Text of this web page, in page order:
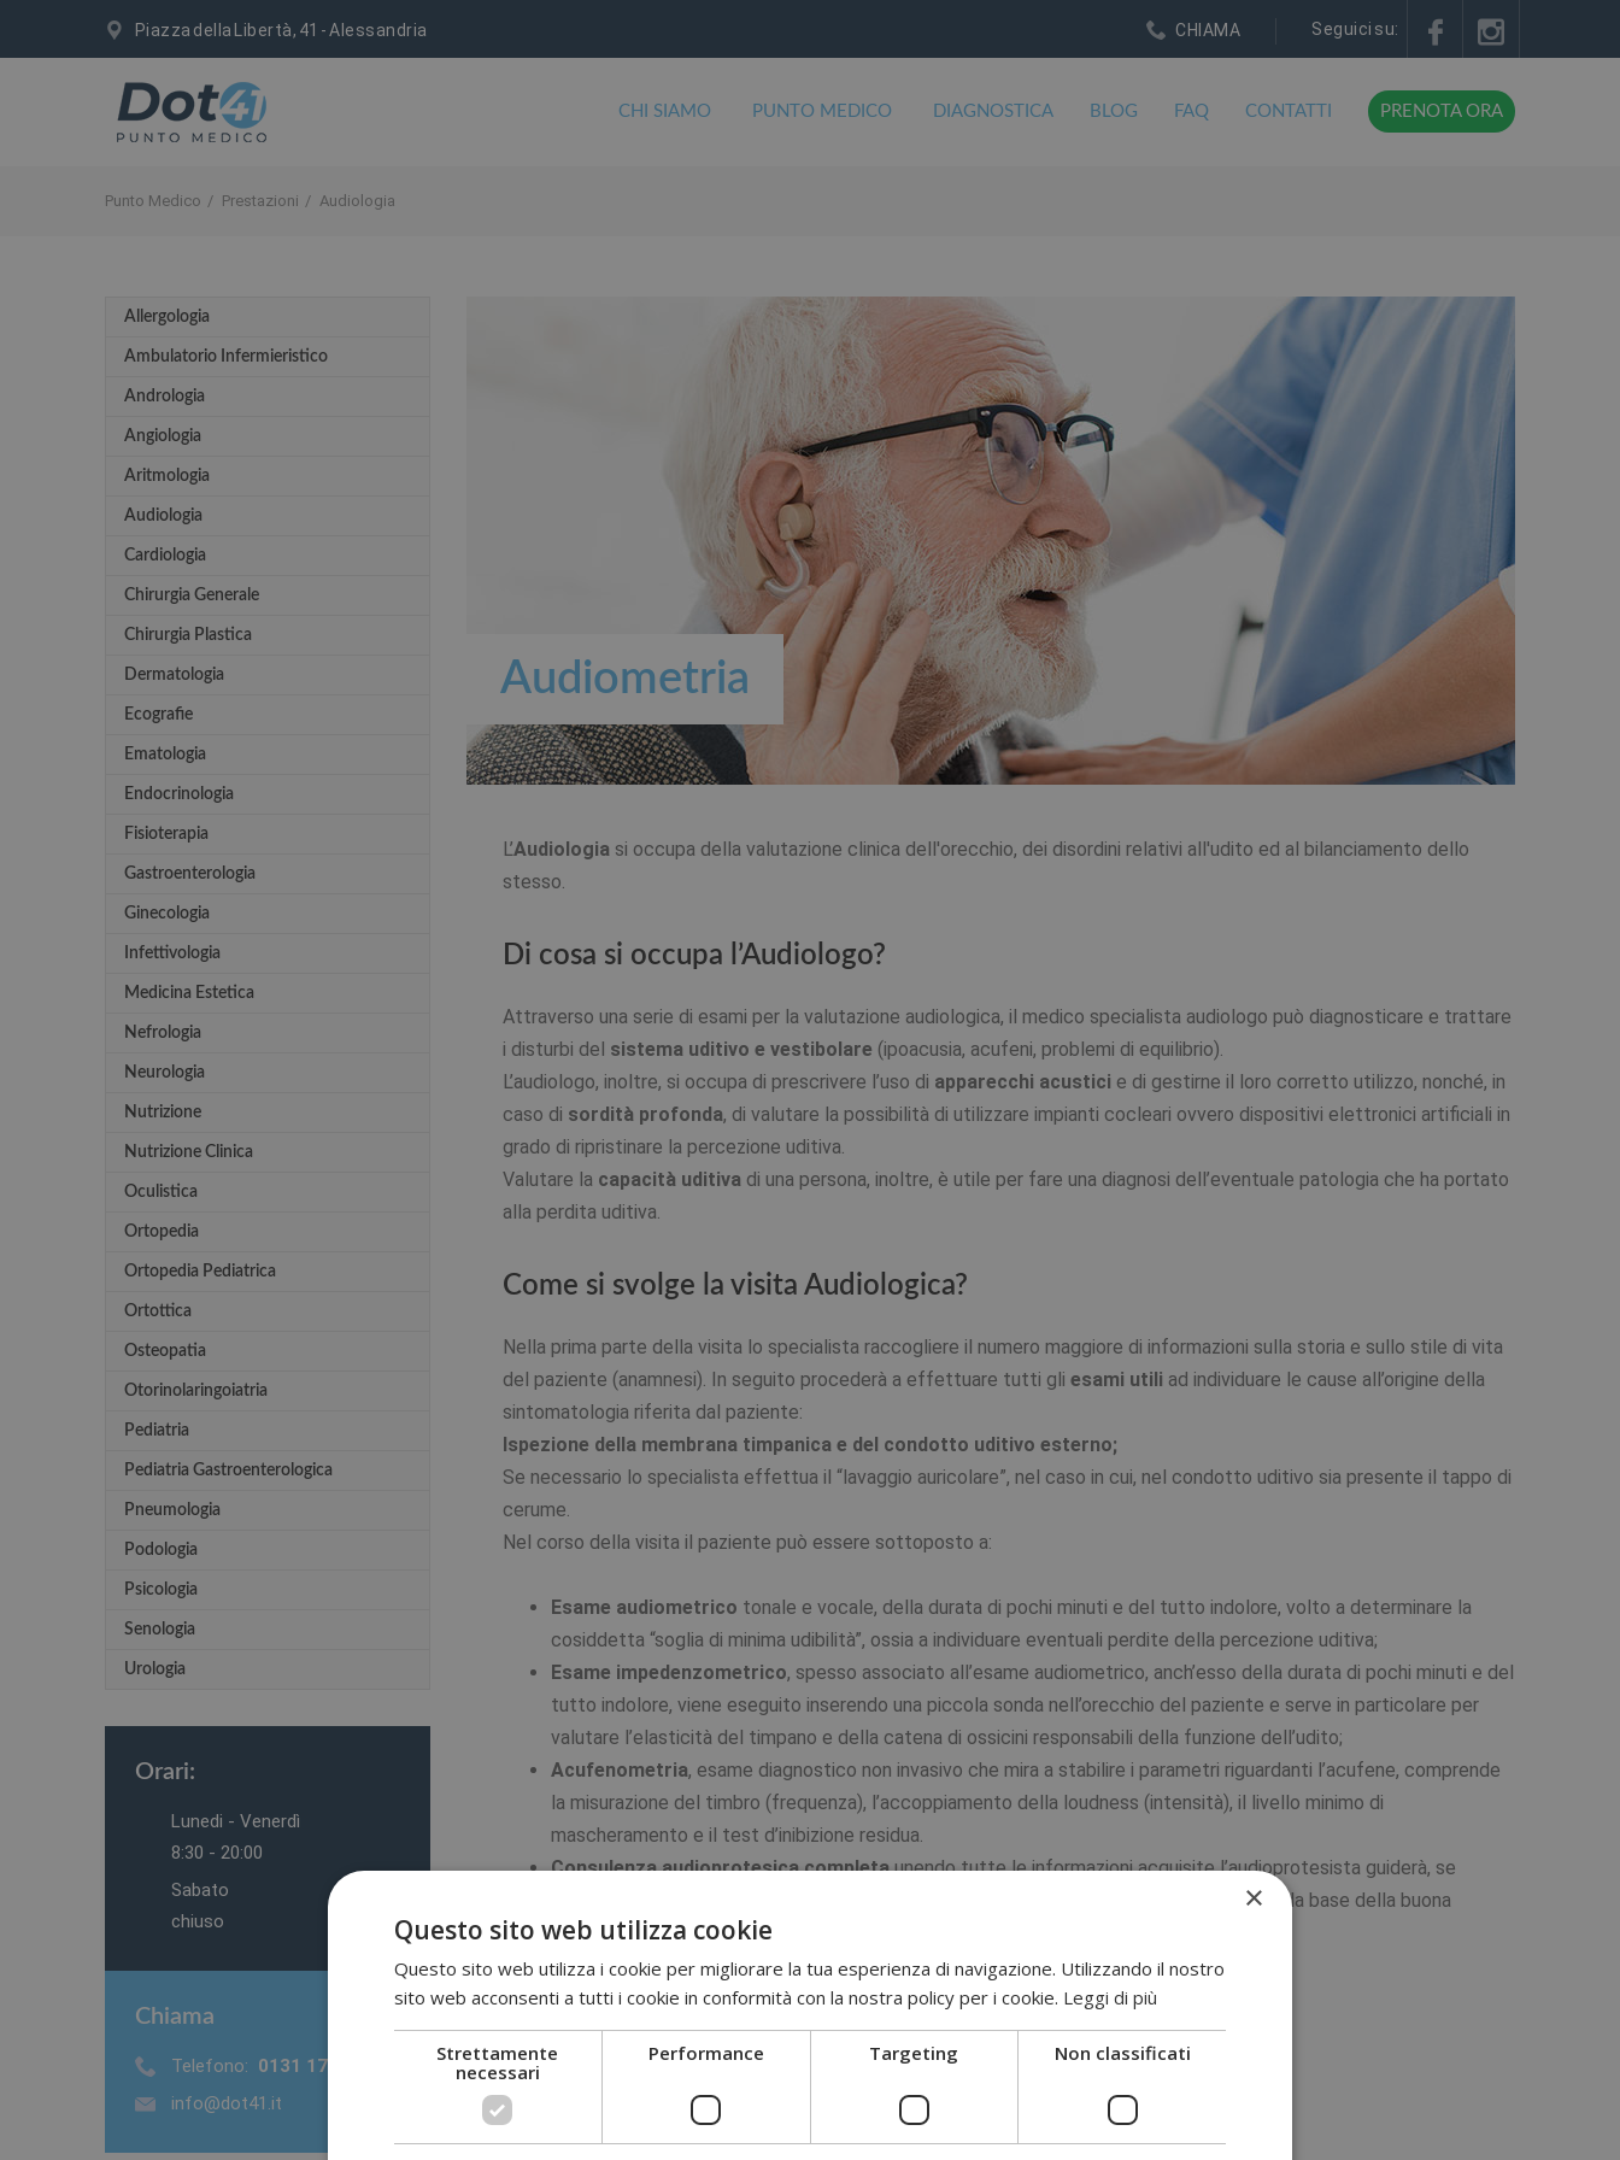
Piazza della Libertà, 41 - Alessandria CHIAMA Seguici su:
CHI SIAMO PUNTO MEDICO DIAGNOSTICA BLOG FAQ CONTATTI PRENOTA ORA
Punto Medico Prestazioni Audiologia
Allergologia
Ambulatorio Infermieristico
Andrologia
Angiologia
Aritmologia
Audiologia
Cardiologia
Chirurgia Generale
Chirurgia Plastica
Dermatologia
Ecografie
Ematologia
Endocrinologia
Fisioterapia
Gastroenterologia
Ginecologia
Infettivologia
Medicina Estetica
Nefrologia
Neurologia
Nutrizione
Nutrizione Clinica
Oculistica
Ortopedia
Ortopedia Pediatrica
Ortottica
Osteopatia
Otorinolaringoiatria
Pediatria
Pediatria Gastroenterologica
Pneumologia
Podologia
Psicologia
Senologia
Urologia
Orari:
Lunedi - Venerdì
8:30 - 20:00
Sabato
chiuso
Chiama
Telefono: 0131 17 10 984
info@dot41.it
Audiometria
L’Audiologia si occupa della valutazione clinica dell'orecchio, dei disordini relativi all'udito ed al bilanciamento dello
stesso.
Di cosa si occupa l’Audiologo?
Attraverso una serie di esami per la valutazione audiologica, il medico specialista audiologo può diagnosticare e trattare
i disturbi del sistema uditivo e vestibolare (ipoacusia, acufeni, problemi di equilibrio).
L’audiologo, inoltre, si occupa di prescrivere l’uso di apparecchi acustici e di gestirne il loro corretto utilizzo, nonché, in
caso di sordità profonda, di valutare la possibilità di utilizzare impianti cocleari ovvero dispositivi elettronici artificiali in
grado di ripristinare la percezione uditiva.
Valutare la capacità uditiva di una persona, inoltre, è utile per fare una diagnosi dell’eventuale patologia che ha portato
alla perdita uditiva.
Come si svolge la visita Audiologica?
Nella prima parte della visita lo specialista raccogliere il numero maggiore di informazioni sulla storia e sullo stile di vita
del paziente (anamnesi). In seguito procederà a effettuare tutti gli esami utili ad individuare le cause all’origine della
sintomatologia riferita dal paziente:
Ispezione della membrana timpanica e del condotto uditivo esterno;
Se necessario lo specialista effettua il “lavaggio auricolare”, nel caso in cui, nel condotto uditivo sia presente il tappo di
cerume.
Nel corso della visita il paziente può essere sottoposto a:
Esame audiometrico tonale e vocale, della durata di pochi minuti e del tutto indolore, volto a determinare la
cosiddetta “soglia di minima udibilità”, ossia a individuare eventuali perdite della percezione uditiva;
Esame impedenzometrico, spesso associato all’esame audiometrico, anch’esso della durata di pochi minuti e del
tutto indolore, viene eseguito inserendo una piccola sonda nell’orecchio del paziente e serve in particolare per
valutare l’elasticità del timpano e della catena di ossicini responsabili della funzione dell’udito;
Acufenometria, esame diagnostico non invasivo che mira a stabilire i parametri riguardanti l’acufene, comprende
la misurazione del timbro (frequenza), l’accoppiamento della loudness (intensità), il livello minimo di
mascheramento e il test d’inibizione residua.
Consulenza audioprotesica completaunendo tutte le informazioni acquisite l’audioprotesista guiderà, se
necessario, nella scelta della soluzione acustica più indicata. Una consulenza mirata è alla base della buona
accettazione e della buona riuscita della applicazione.
Quali sono le patologie trattate dall'Audiologia?
Le patologie trattate più spesso dall’ Audiologosono:
×
Questo sito web utilizza cookie
Questo sito web utilizza i cookie per migliorare la tua esperienza di navigazione. Utilizzando il nostro
sito web acconsenti a tutti i cookie in conformità con la nostra policy per i cookie. Leggi di più
Strettamente
necessari
Performance Targeting Non classificati